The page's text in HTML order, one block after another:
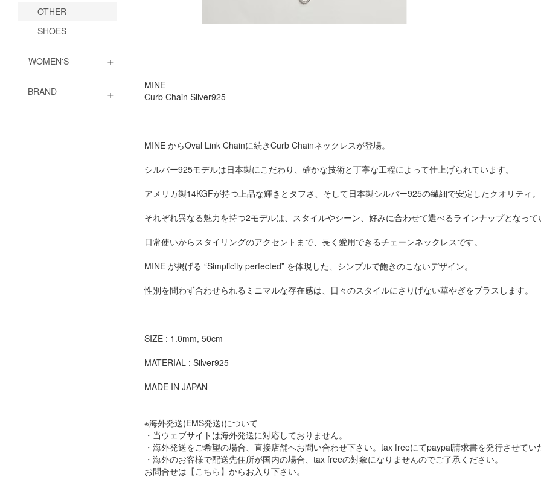
MINE
Curb Chain Silver925
MINE からOval Link Chainに続きCurb Chainネックレスが登場。
シルバー925モデルは日本製にこだわり、確かな技術と丁寧な工程によって仕上げられています。
アメリカ製14KGFが持つ上品な輝きとタフさ、そして日本製シルバー925の繊細で安定したクオリティ。
それぞれ異なる魅力を持つ2モデルは、スタイルやシーン、好みに合わせて選べるラインナップとなって
日常使いからスタイリングのアクセントまで、長く愛用できるチェーンネックレスです。
MINE が掲げる “Simplicity perfected” を体現した、シンプルで飽きのこないデザイン。
性別を問わず合わせられるミニマルな存在感は、日々のスタイルにさりげない華やぎをプラスします。
SIZE : 1.0mm, 50cm
MATERIAL : Silver925
MADE IN JAPAN
※海外発送(EMS発送)について
・当ウェブサイトは海外発送に対応しておりません。
・海外発送をご希望の場合、直接店舗へお問い合わせ下さい。tax freeにてpaypal請求書を発行させて
・海外のお客様で配送先住所が国内の場合、tax freeの対象になりませんのでご了承ください。
お問合せは 【こちら】 からお入り下さい。
OTHER
SHOES
WOMEN'S +
BRAND +